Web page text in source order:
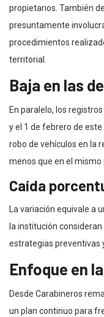
propietarios. También
presuntamente
procedimientos
territorial.
Baja en las
En paralelo, los
y el 1 de febrero de
robo de vehículos en la
menos que en el mismo
Caída
La variación equivale a
la institución
estrategias preventivas
Enfoque en
Desde Carabineros
un plan continuo para